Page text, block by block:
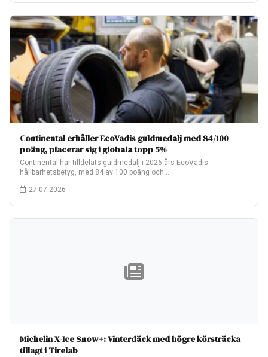
Continental erhåller EcoVadis guldmedalj med 84/100
poäng, placerar sig i globala topp 5%
Continental har tilldelats guldmedalj i 2026 års EcoVadis
hållbarhetsbetyg, med 84 av 100 poäng och…
27.07.2026
Michelin X-Ice Snow+: Vinterdäck med högre körsträcka
tillagt i Tirelab